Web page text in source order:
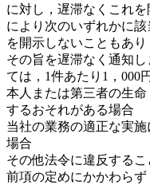
に対し，遅滞なくこれ
により次のいずれかに
を開示しないこともあ
その旨を遅滞なく通知
ては，1件あたり1，000
本人または第三者の生
するおそれがある場合
当社の業務の適正な実
場合
その他法令に違反する
前項の定めにかかわら